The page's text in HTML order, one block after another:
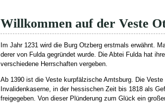
Willkommen auf der Veste
Im Jahr 1231 wird die Burg Otzberg erstmals erwähnt.
derer von Fulda gegründet wurde. Die Abtei Fulda hat
verschiedene Herrschaften vergeben.
Ab 1390 ist die Veste kurpfälzische Amtsburg. Die
Invalidenkaserne, in der hessischen Zeit bis 1818 als
freigegeben. Von dieser Plünderung zum Glück ein